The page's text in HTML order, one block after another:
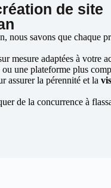
de site
nous savons que chaque
mesure adaptées à votre
une plateforme plus
assurer la pérennité et la
de la concurrence à